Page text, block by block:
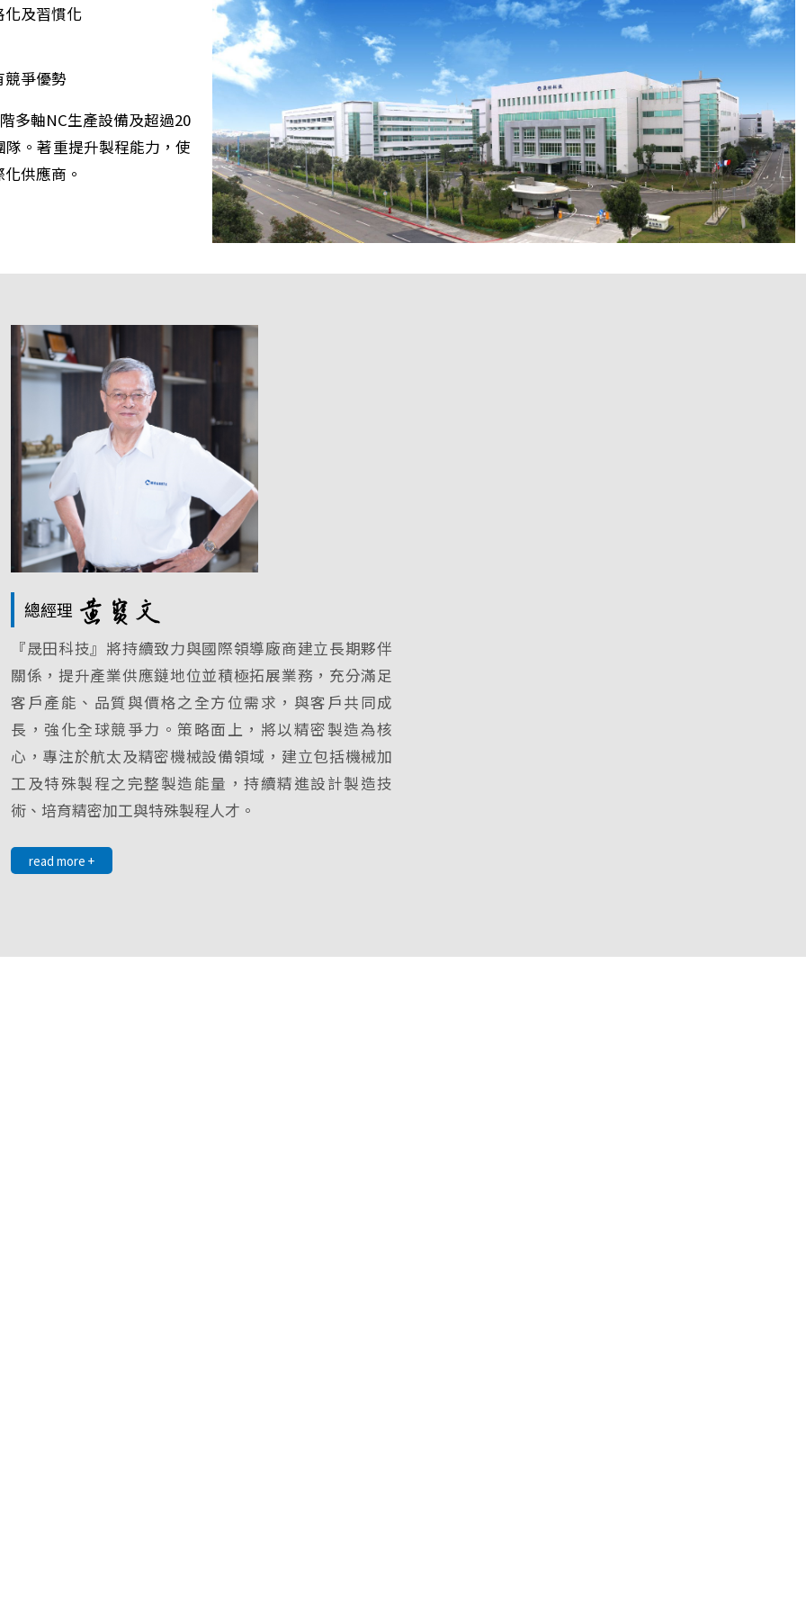
化及習慣化
爭優勢
多軸NC生產設備及超過20
。著重提升製程能力，使
供應商。
總經理
『晟田科技』將持續致力與國際領導廠商建立長期夥伴
關係，提升產業供應鏈地位並積極拓展業務，充分滿足
客戶產能、品質與價格之全方位需求，與客戶共同成
長，強化全球競爭力。策略面上，將以精密製造為核
心，專注於航太及精密機械設備領域，建立包括機械加
工及特殊製程之完整製造能量，持續精進設計製造技
術、培育精密加工與特殊製程人才。
read more +